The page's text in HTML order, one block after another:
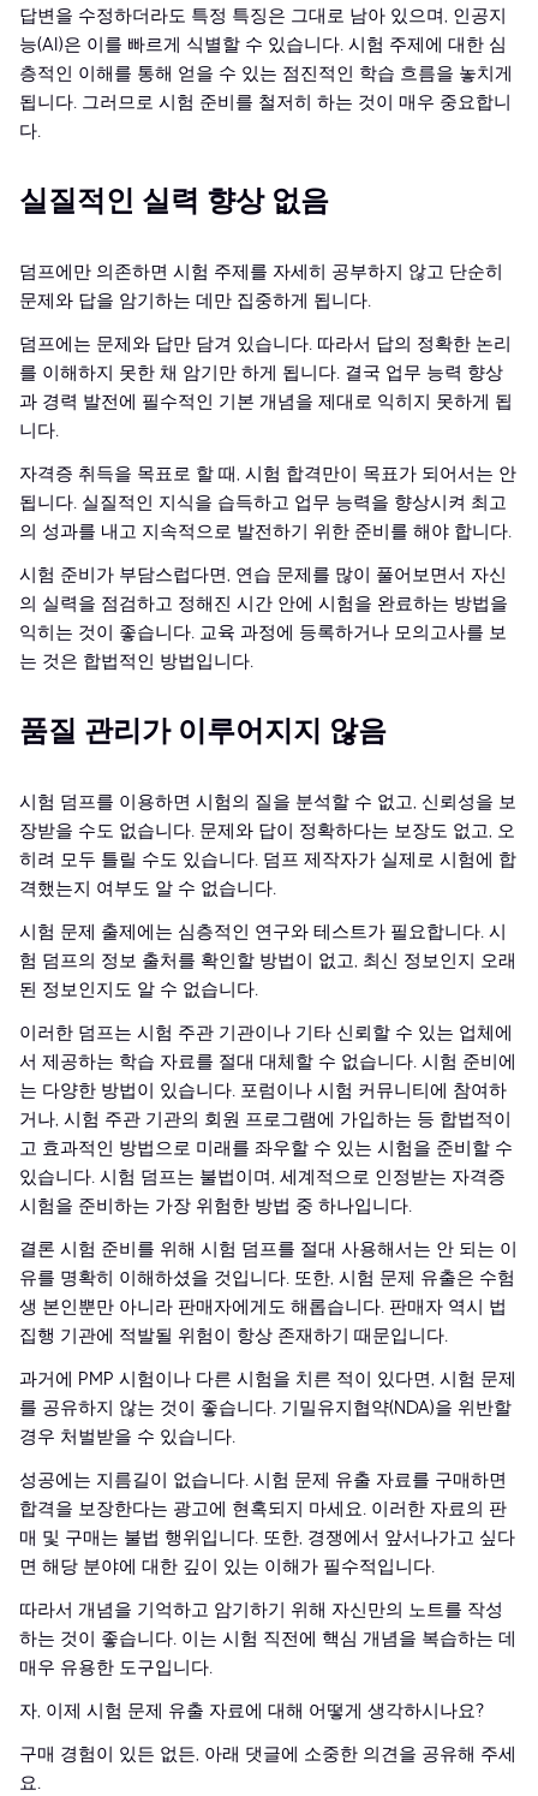
답변을 수정하더라도 특정 특징은 그대로 남아 있으며, 인공지
능(AI)은 이를 빠르게 식별할 수 있습니다. 시험 주제에 대한 심
층적인 이해를 통해 얻을 수 있는 점진적인 학습 흐름을 놓치게
됩니다. 그러므로 시험 준비를 철저히 하는 것이 매우 중요합니
다.
실질적인 실력 향상 없음
덤프에만 의존하면 시험 주제를 자세히 공부하지 않고 단순히
문제와 답을 암기하는 데만 집중하게 됩니다.
덤프에는 문제와 답만 담겨 있습니다. 따라서 답의 정확한 논리
를 이해하지 못한 채 암기만 하게 됩니다. 결국 업무 능력 향상
과 경력 발전에 필수적인 기본 개념을 제대로 익히지 못하게 됩
니다.
자격증 취득을 목표로 할 때, 시험 합격만이 목표가 되어서는 안
됩니다. 실질적인 지식을 습득하고 업무 능력을 향상시켜 최고
의 성과를 내고 지속적으로 발전하기 위한 준비를 해야 합니다.
시험 준비가 부담스럽다면, 연습 문제를 많이 풀어보면서 자신
의 실력을 점검하고 정해진 시간 안에 시험을 완료하는 방법을
익히는 것이 좋습니다. 교육 과정에 등록하거나 모의고사를 보
는 것은 합법적인 방법입니다.
품질 관리가 이루어지지 않음
시험 덤프를 이용하면 시험의 질을 분석할 수 없고, 신뢰성을 보
장받을 수도 없습니다. 문제와 답이 정확하다는 보장도 없고, 오
히려 모두 틀릴 수도 있습니다. 덤프 제작자가 실제로 시험에 합
격했는지 여부도 알 수 없습니다.
시험 문제 출제에는 심층적인 연구와 테스트가 필요합니다. 시
험 덤프의 정보 출처를 확인할 방법이 없고, 최신 정보인지 오래
된 정보인지도 알 수 없습니다.
이러한 덤프는 시험 주관 기관이나 기타 신뢰할 수 있는 업체에
서 제공하는 학습 자료를 절대 대체할 수 없습니다. 시험 준비에
는 다양한 방법이 있습니다. 포럼이나 시험 커뮤니티에 참여하
거나, 시험 주관 기관의 회원 프로그램에 가입하는 등 합법적이
고 효과적인 방법으로 미래를 좌우할 수 있는 시험을 준비할 수
있습니다. 시험 덤프는 불법이며, 세계적으로 인정받는 자격증
시험을 준비하는 가장 위험한 방법 중 하나입니다.
결론 시험 준비를 위해 시험 덤프를 절대 사용해서는 안 되는 이
유를 명확히 이해하셨을 것입니다. 또한, 시험 문제 유출은 수험
생 본인뿐만 아니라 판매자에게도 해롭습니다. 판매자 역시 법
집행 기관에 적발될 위험이 항상 존재하기 때문입니다.
과거에 PMP 시험이나 다른 시험을 치른 적이 있다면, 시험 문제
를 공유하지 않는 것이 좋습니다. 기밀유지협약(NDA)을 위반할
경우 처벌받을 수 있습니다.
성공에는 지름길이 없습니다. 시험 문제 유출 자료를 구매하면
합격을 보장한다는 광고에 현혹되지 마세요. 이러한 자료의 판
매 및 구매는 불법 행위입니다. 또한, 경쟁에서 앞서나가고 싶다
면 해당 분야에 대한 깊이 있는 이해가 필수적입니다.
따라서 개념을 기억하고 암기하기 위해 자신만의 노트를 작성
하는 것이 좋습니다. 이는 시험 직전에 핵심 개념을 복습하는 데
매우 유용한 도구입니다.
자, 이제 시험 문제 유출 자료에 대해 어떻게 생각하시나요?
구매 경험이 있든 없든, 아래 댓글에 소중한 의견을 공유해 주세
요.